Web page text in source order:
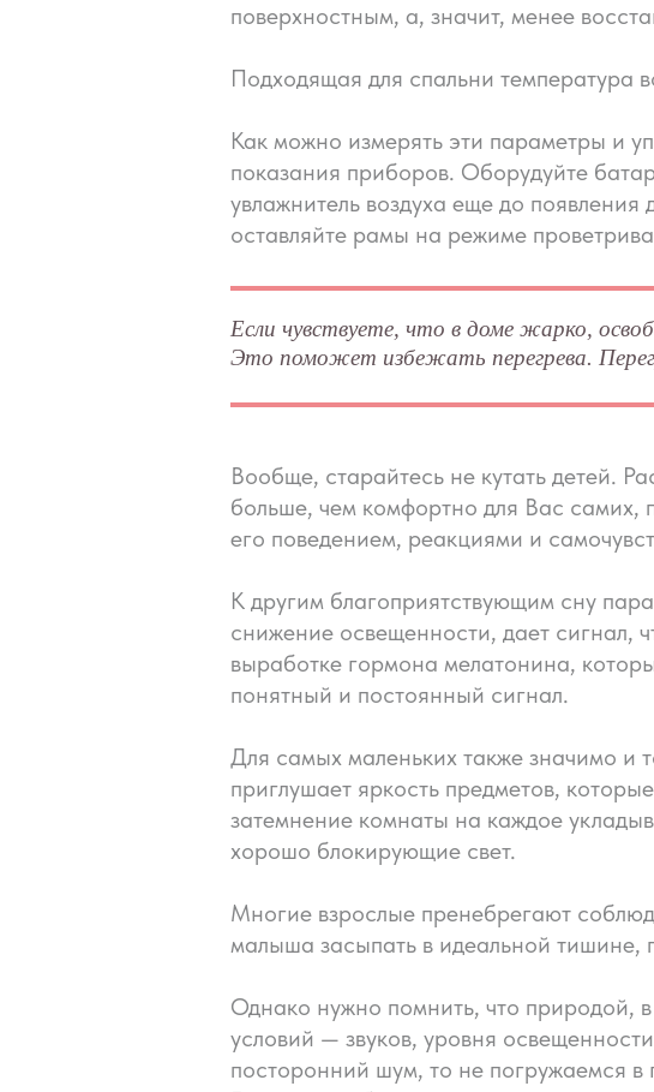
поверхностным, а, значит, менее
Подходящая для спальни температура
Как можно измерять эти параметры и
показания приборов. Оборудуйте
увлажнитель воздуха еще до
оставляйте рамы на режиме
Если чувствуете, что в доме жарко,
Это поможет избежать перегрева.
Вообще, старайтесь не кутать детей.
больше, чем комфортно для Вас самих,
его поведением, реакциями и
К другим благоприятствующим сну
снижение освещенности, дает сигнал,
выработке гормона мелатонина,
понятный и постоянный сигнал.
Для самых маленьких также значимо и
приглушает яркость предметов,
затемнение комнаты на каждое
хорошо блокирующие свет.
Многие взрослые пренебрегают
малыша засыпать в идеальной тишине,
Однако нужно помнить, что природой,
условий — звуков, уровня
посторонний шум, то не погружаемся в